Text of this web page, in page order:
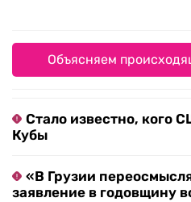
Объясняем
Стало известно, кого
Кубы
«В Грузии
заявление в годовщину